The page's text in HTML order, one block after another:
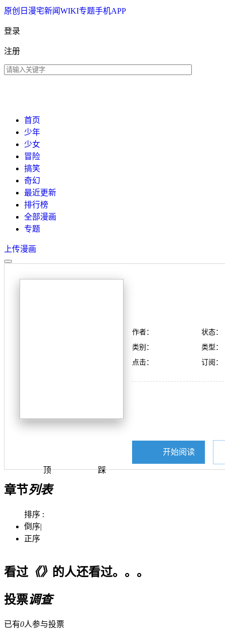
原创 日漫宅新闻WIKI专题手机APP
登录
注册
首页
少年
少女
冒险
搞笑
奇幻
最近更新
排行榜
全部漫画
专题
上传漫画
顶 踩
作者：
状态：
类别：
类型：
点击：
订阅：
开始阅读
章节列表
排序 :
倒序|
正序
看过《》 的人还看过。。。
投票调查
已有0人参与投票